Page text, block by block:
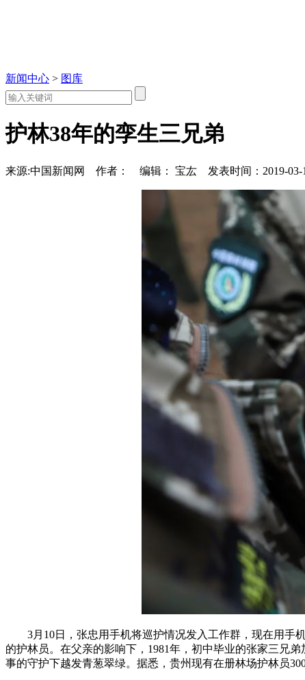
新闻中心 > 图库
护林38年的孪生三兄弟
来源:中国新闻网 作者： 编辑： 宝厷 发表时间：2019-03-
3月10日，张忠用手机将巡护情况发入工作群，现在用手
的护林员。在父亲的影响下，1981年，初中毕业的张家三兄
事的守护下越发青葱翠绿。据悉，贵州现有在册林场护林员